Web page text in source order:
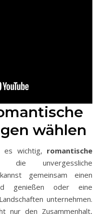
wählen
es wichtig, romantische
die unvergessliche
gemeinsam einen
genießen oder eine
unternehmen.
nur den Zusammenhalt,